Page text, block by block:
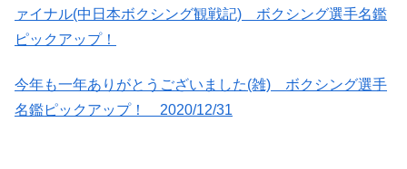
ァイナル(中日本ボクシング観戦記) ボクシング選手名鑑
ピックアップ！
今年も一年ありがとうございました(雑) ボクシング選手
名鑑ピックアップ！ 2020/12/31